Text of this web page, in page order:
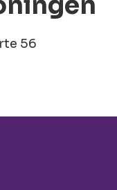
56